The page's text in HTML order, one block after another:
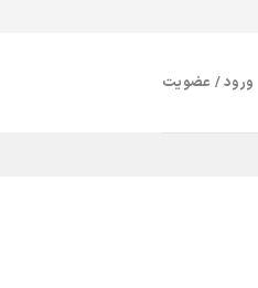
ورود / عضویت